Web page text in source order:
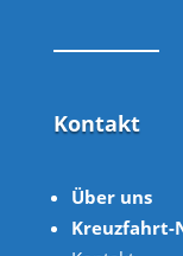
Kontakt
Über uns
Kreuzfahrt-